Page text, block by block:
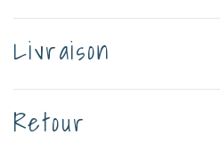
Livraison
Retour